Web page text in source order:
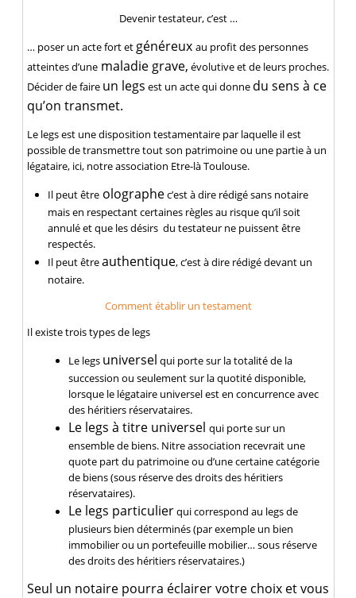
Devenir testateur, c’est …
… poser un acte fort et généreux au profit des personnes
atteintes d’unemaladie grave, évolutive et de leurs proches.
Décider de faire un legs est un acte qui donne du sens à ce
qu’on transmet.
Le legs est une disposition testamentaire par laquelle il est
possible de transmettre tout son patrimoine ou une partie à un
légataire, ici, notre association Etre-là Toulouse.
Il peut êtreolographec’est à dire rédigé sans notaire
mais en respectant certaines règles au risque qu’il soit
annulé et que les désirs du testateur ne puissent être
respectés.
Il peut êtreauthentique, c’est à dire rédigé devant un
notaire.
Comment établir un testament
Il existe trois types de legs
Le legs universel qui porte sur la totalité de la
succession ou seulement sur la quotité disponible,
lorsque le légataire universel est en concurrence avec
des héritiers réservataires.
Le legs à titre universel qui porte sur un
ensemble de biens. Nitre association recevrait une
quote part du patrimoine ou d’une certaine catégorie
de biens (sous réserve des droits des héritiers
réservataires).
Le legs particulierqui correspond au legs de
plusieurs bien déterminés (par exemple un bien
immobilier ou un portefeuille mobilier… sous réserve
des droits des héritiers réservataires.)
Seul un notaire pourra éclairer votre choix et vous